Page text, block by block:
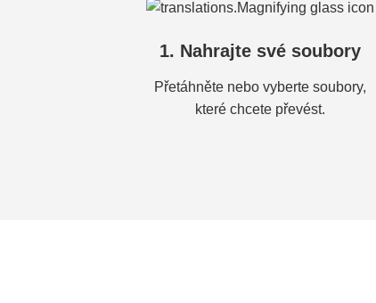
1. Nahrajte své soubory
Přetáhněte nebo vyberte soubory,
které chcete převést.